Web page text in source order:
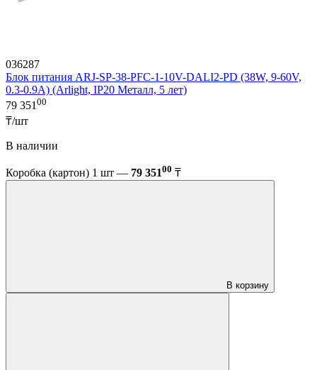
036287
Блок питания ARJ-SP-38-PFC-1-10V-DALI2-PD (38W, 9-60V,
0.3-0.9A) (Arlight, IP20 Металл, 5 лет)
79 35100
₸/шт
В наличии
Коробка (картон) 1 шт — 79 35100 ₸
В корзину